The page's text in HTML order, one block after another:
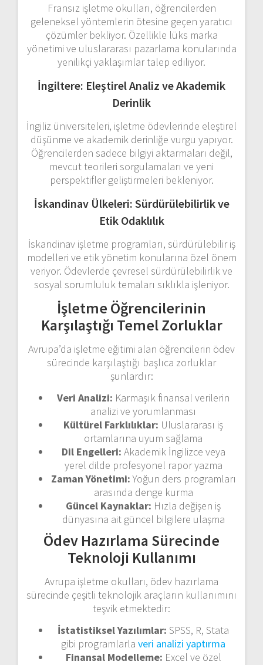
Fransız işletme okulları, öğrencilerden
geleneksel yöntemlerin ötesine geçen yaratıcı
çözümler bekliyor. Özellikle lüks marka
yönetimi ve uluslararası pazarlama konularında
yenilikçi yaklaşımlar talep ediliyor.
İngiltere: Eleştirel Analiz ve Akademik
Derinlik
İngiliz üniversiteleri, işletme ödevlerinde eleştirel
düşünme ve akademik derinliğe vurgu yapıyor.
Öğrencilerden sadece bilgiyi aktarmaları değil,
mevcut teorileri sorgulamaları ve yeni
perspektifler geliştirmeleri bekleniyor.
İskandinav Ülkeleri: Sürdürülebilirlik ve
Etik Odaklılık
İskandinav işletme programları, sürdürülebilir iş
modelleri ve etik yönetim konularına özel önem
veriyor. Ödevlerde çevresel sürdürülebilirlik ve
sosyal sorumluluk temaları sıklıkla işleniyor.
İşletme Öğrencilerinin
Karşılaştığı Temel Zorluklar
Avrupa’da işletme eğitimi alan öğrencilerin ödev
sürecinde karşılaştığı başlıca zorluklar
şunlardır:
Veri Analizi: Karmaşık finansal verilerin
analizi ve yorumlanması
Kültürel Farklılıklar: Uluslararası iş
ortamlarına uyum sağlama
Dil Engelleri: Akademik İngilizce veya
yerel dilde profesyonel rapor yazma
Zaman Yönetimi:Yoğun ders programları
arasında denge kurma
Güncel Kaynaklar: Hızla değişen iş
dünyasına ait güncel bilgilere ulaşma
Ödev Hazırlama Sürecinde
Teknoloji Kullanımı
Avrupa işletme okulları, ödev hazırlama
sürecinde çeşitli teknolojik araçların kullanımını
teşvik etmektedir:
İstatistiksel Yazılımlar: SPSS, R, Stata
gibi programlarla veri analizi yaptırma
Finansal Modelleme: Excel ve özel